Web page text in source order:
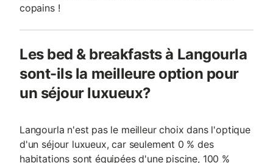
copains !
Les bed & breakfasts à Langourla
sont-ils la meilleure option pour
un séjour luxueux?
Langourla n'est pas le meilleur choix dans l'optique
d'un séjour luxueux, car seulement 0 % des
habitations sont équipées d'une piscine, 100 %